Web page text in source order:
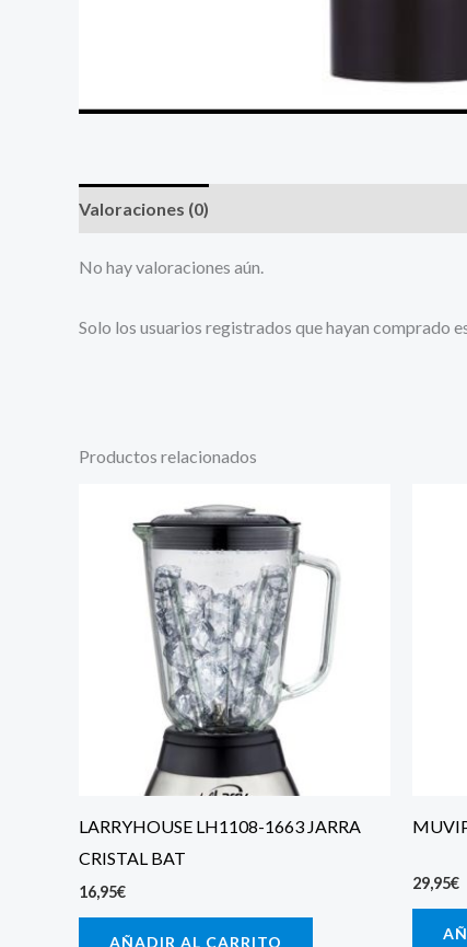
Valoraciones (0)
No hay valoraciones aún.
Solo los usuarios registrados que hayan comprado
Productos relacionados
LARRYHOUSE LH1108-1663 JARRA
CRISTAL BAT
16,95€
AÑADIR AL CARRITO
29,95€